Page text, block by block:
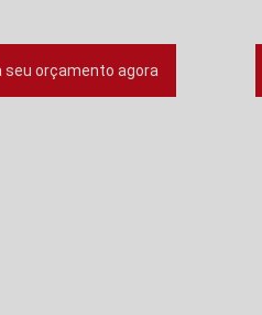
seu orçamento agora